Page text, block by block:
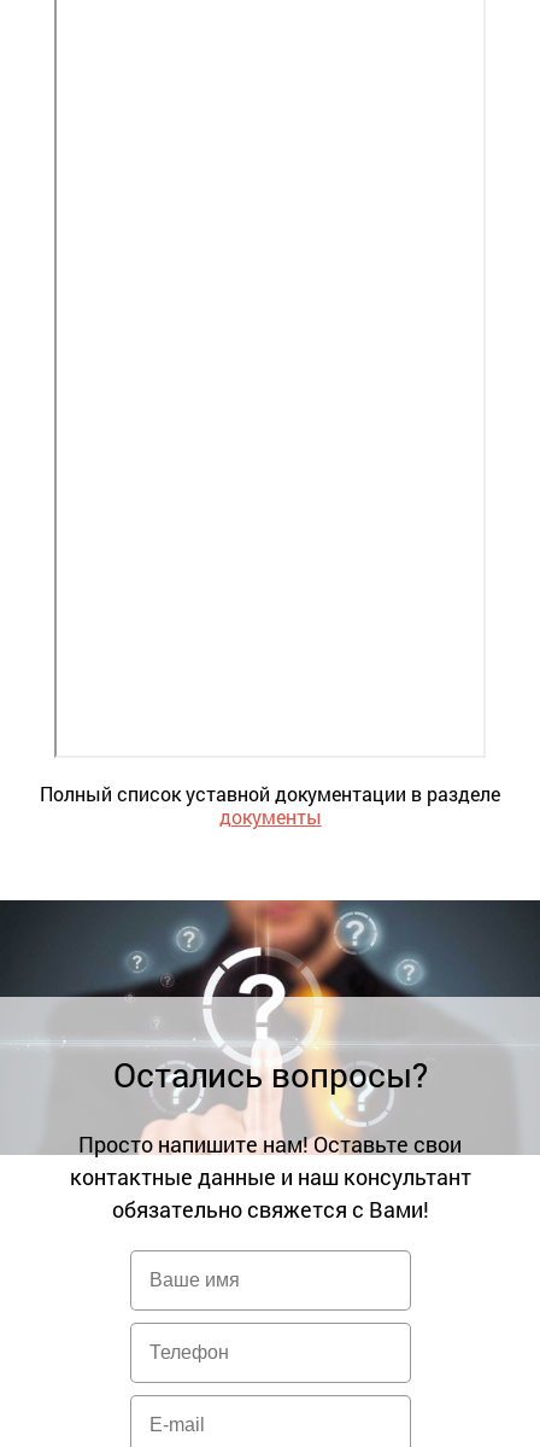
Полный список уставной документации в разделе
документы
Остались вопросы?
Просто напишите нам! Оставьте свои
контактные данные и наш консультант
обязательно свяжется с Вами!